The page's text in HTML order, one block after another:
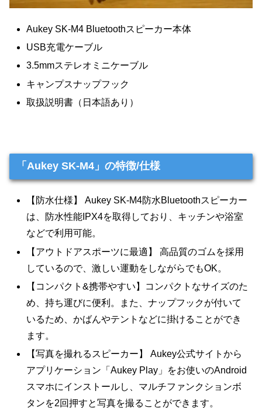
Aukey SK-M4 Bluetoothスピーカー本体
USB充電ケーブル
3.5mmステレオミニケーブル
キャンプスナップフック
取扱説明書（日本語あり）
「Aukey SK-M4」の特徴/仕様
【防水仕様】 Aukey SK-M4防水Bluetoothスピーカー
は、防水性能IPX4を取得しており、キッチンや浴室
などで利用可能。
【アウトドアスポーツに最適】 高品質のゴムを採用
しているので、激しい運動をしながらでもOK。
【コンパクト&携帯やすい】コンパクトなサイズのた
め、持ち運びに便利。また、ナップフックが付いて
いるため、かばんやテントなどに掛けることができ
ます。
【写真を撮れるスピーカー】 Aukey公式サイトから
アプリケーション「Aukey Play」をお使いのAndroid
スマホにインストールし、マルチファンクションボ
タンを2回押すと写真を撮ることができます。